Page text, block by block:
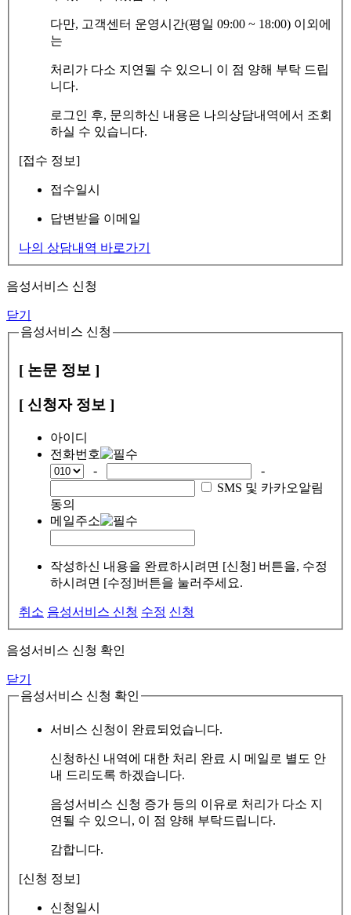
다만, 고객센터 운영시간(평일 09:00 ~ 18:00) 이외에
는
처리가 다소 지연될 수 있으니 이 점 양해 부탁 드립
니다.
로그인 후, 문의하신 내용은 나의상담내역에서 조회
하실 수 있습니다.
[접수 정보]
접수일시
답변받을 이메일
나의 상담내역 바로가기
음성서비스 신청
닫기
음성서비스 신청
[ 논문 정보 ]
[ 신청자 정보 ]
아이디
전화번호
-
-
SMS 및 카카오알림
동의
메일주소
작성하신 내용을 완료하시려면 [신청] 버튼을, 수정
하시려면 [수정]버튼을 눌러주세요.
취소 음성서비스 신청 수정 신청
음성서비스 신청 확인
닫기
음성서비스 신청 확인
서비스 신청이 완료되었습니다.
신청하신 내역에 대한 처리 완료 시 메일로 별도 안
내 드리도록 하겠습니다.
음성서비스 신청 증가 등의 이유로 처리가 다소 지
연될 수 있으니, 이 점 양해 부탁드립니다.
감합니다.
[신청 정보]
신청일시